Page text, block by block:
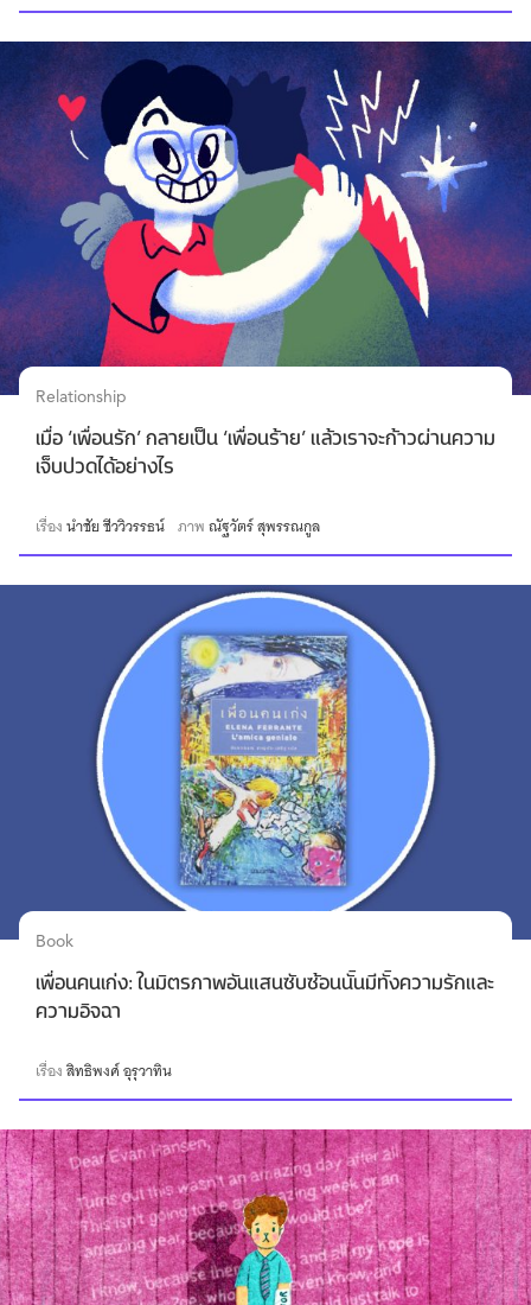
Relationship
เมื่อ ‘เพื่อนรัก’ กลายเป็น ‘เพื่อนร้าย’ แล้วเราจะก้าวผ่านความ
เจ็บปวดได้อย่างไร
เรื่องนำชัย ชีววิวรรธน์ ภาพณัฐวัตร์ สุพรรณกูล
Book
เพื่อนคนเก่ง: ในมิตรภาพอันแสนซับซ้อนนั้นมีทั้งความรักและ
ความอิจฉา
เรื่องสิทธิพงศ์ อุรุวาทิน